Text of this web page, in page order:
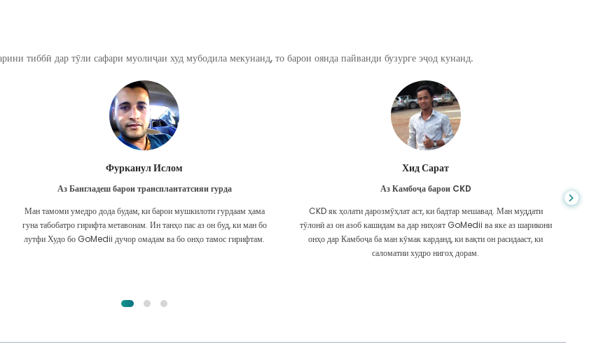
тиббӣ дар тӯли сафари муолиҷаи худ мубодила мекунанд, то барои оянда пайванди бузурге эҷод кунанд.
Фурканул Ислом
Аз Бангладеш барои трансплантатсияи гурда
Ман тамоми умедро дода будам, ки барои мушкилоти гурдаам ҳама
гуна табобатро гирифта метавонам. Ин танҳо пас аз он буд, ки ман бо
лутфи Худо бо GoMedii дучор омадам ва бо онҳо тамос гирифтам.
Хид Сарат
Аз Камбоҷа барои CKD
CKD як ҳолати дарозмӯҳлат аст, ки бадтар мешавад. Ман муддати
тӯлонӣ аз он азоб кашидам ва дар ниҳоят GoMedii ва яке аз шарикони
онҳо дар Камбоҷа ба ман кӯмак карданд, ки вақти он расидааст, ки
саломатии худро нигоҳ дорам.